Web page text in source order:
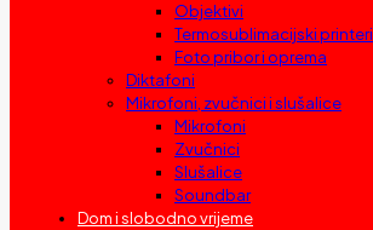
Objektivi
Termosublimacijski printeri
Foto pribor i oprema
Diktafoni
Mikrofoni, zvučnici i slušalice
Mikrofoni
Zvučnici
Slušalice
Soundbar
Dom i slobodno vrijeme